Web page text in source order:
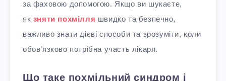
за фаховою допомогою. Якщо ви шукаєте,
як зняти похмілля швидко та безпечно,
важливо знати дієві способи та зрозуміти, коли
обов’язково потрібна участь лікаря.
Що таке похмільний синдром і